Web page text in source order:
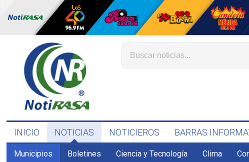
INICIO NOTICIAS NOTICIEROS BARRAS
Municipios Boletines Ciencia y Tecnología Clima